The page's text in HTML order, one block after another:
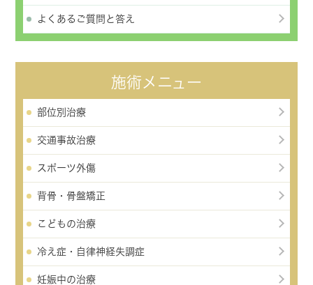
よくあるご質問と答え
施術メニュー
部位別治療
交通事故治療
スポーツ外傷
背骨・骨盤矯正
こどもの治療
冷え症・自律神経失調症
妊娠中の治療